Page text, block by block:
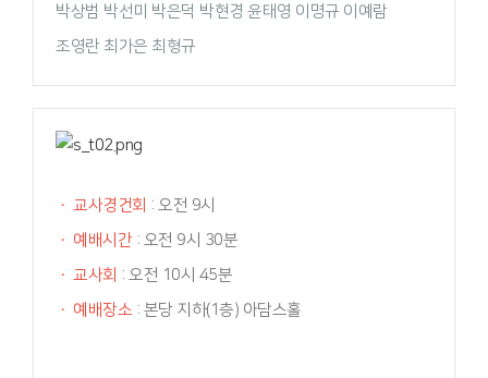
박상범 박선미 박은덕 박현경 윤태영 이명규 이예람
조영란 최가은 최형규
· 교사경건회 : 오전 9시
· 예배시간 : 오전 9시 30분
· 교사회 : 오전 10시 45분
· 예배장소 : 본당 지하(1층) 아담스홀